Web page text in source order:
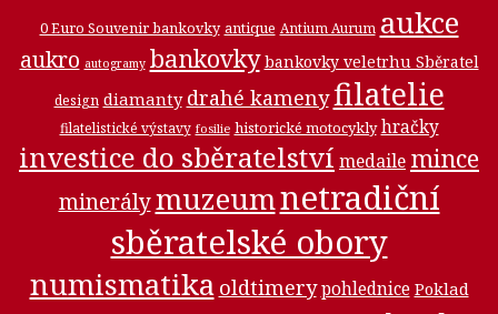
0 Euro Souvenir bankovky antique Antium Aurum aukce
aukro autogramy bankovky bankovky veletrhu Sběratel
design diamanty drahé kamenyfilatelie
filatelistické výstavy fosilie historické motocykly hračky
investice do sběratelství medaile mince
minerálymuzeumnetradiční
sběratelské obory
numismatika oldtimery pohlednice Poklad